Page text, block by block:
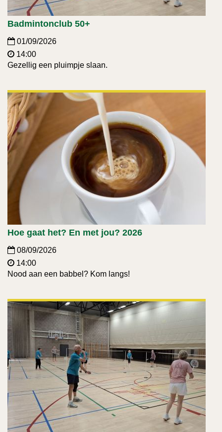
Badmintonclub 50+
01/09/2026
14:00
Gezellig een pluimpje slaan.
Hoe gaat het? En met jou? 2026
08/09/2026
14:00
Nood aan een babbel? Kom langs!